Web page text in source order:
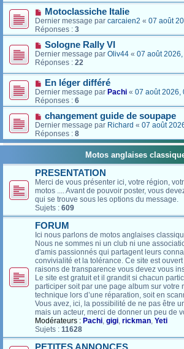
Motoclassiche Italie
Dernier message par carcaien2 « 07 août
Réponses : 3
Sologne Rally VI
Dernier message par Oliv44 « 07 août 2026,
Réponses : 22
En léger différé
Dernier message par Pachi « 07 août 2026,
Réponses : 6
changement guide de soupape
Dernier message par Richard « 07 août
Réponses : 8
Motos anglaises
PRESENTATION
Merci de vous présenter ici, votre région,
motos .... Avant de pouvoir poster, vous
qui se trouve sous les options du message.
Sujets : 609
FORUM
Ici nous parlons de motos anglaises
Nous ne sommes ni un club ni une
d'amis passionnés qui partagent leurs
convivialité et la tolérance. Ce site est
raisons de transparence vous devez vous
Le site est gratuit et il grandit si chacun
participer soit par une page album sur votre
technique lors d’une réparation, soit en
Vous avez, ici, la possibilité de ne pas être
mais un acteur, merci de donner un peu de
Modérateurs : Pachi, gigi, rickman, Yeti
Sujets : 11628